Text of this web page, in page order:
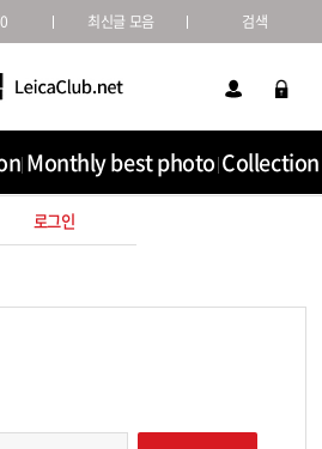
최신글 모음 검색
Monthly best photo Collection
로그인